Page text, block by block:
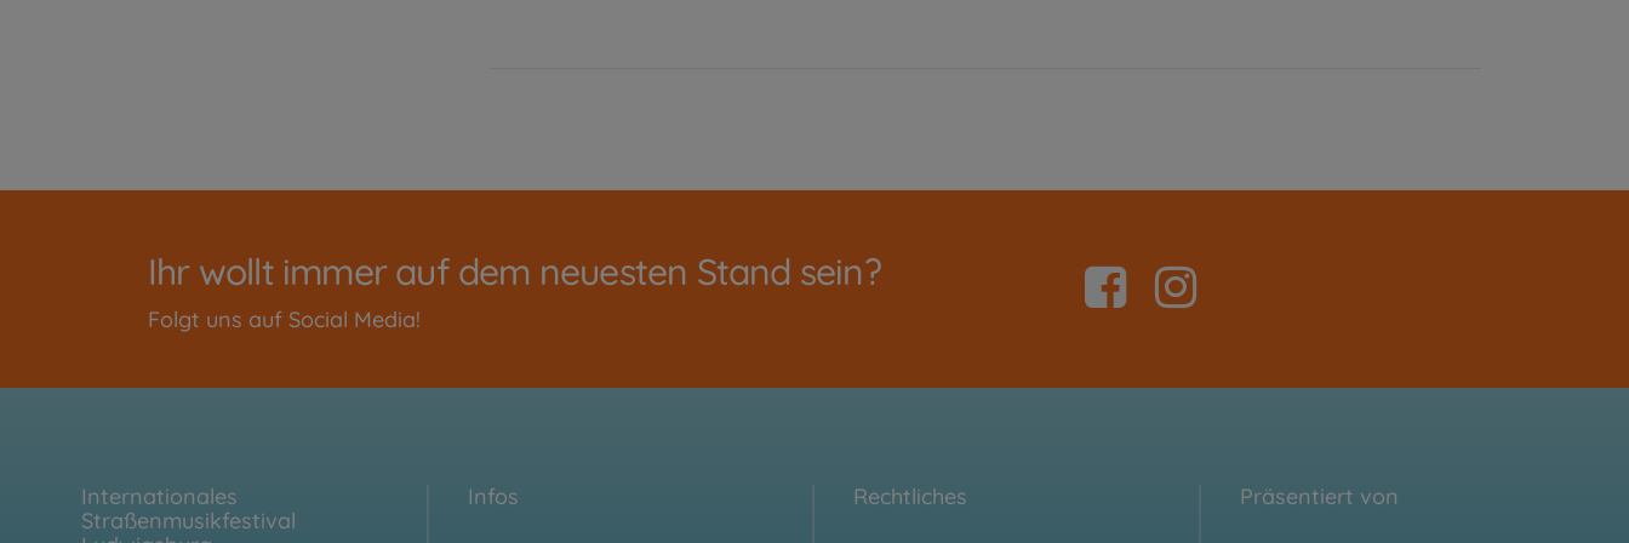
Ihr wollt immer auf dem neuesten Stand sein?
Folgt uns auf Social Media!
Internationales
Straßenmusikfestival
Infos Rechtliches Präsentiert von